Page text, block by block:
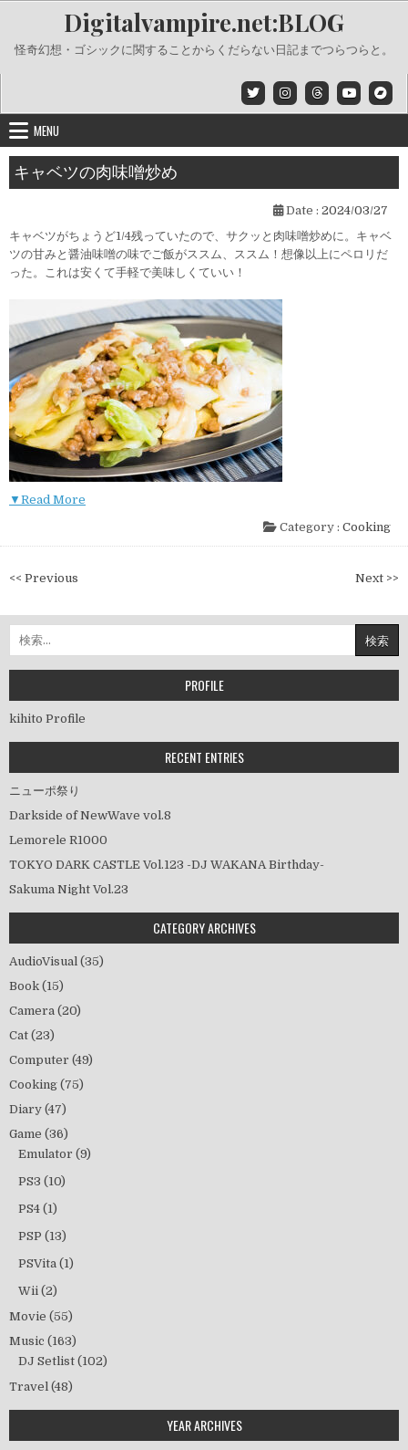
content
Digitalvampire.net:BLOG
怪奇幻想・ゴシックに関することからくだらない日記までつらつらと。
MENU
キャベツの肉味噌炒め
Date : 2024/03/27
キャベツがちょうど1/4残っていたので、サクッと肉味噌炒めに。キャベ
ツの甘みと醤油味噌の味でご飯がススム、ススム！想像以上にペロリだ
った。これは安くて手軽で美味しくていい！
▼Read More
Category : Cooking
投
ナ
ビ
ゲ
シ
ョ
<< Previous Next >>
索:
PROFILE
kihito Profile
RECENT ENTRIES
ニューポ祭り
Darkside of NewWave vol.8
Lemorele R1000
TOKYO DARK CASTLE Vol.123 -DJ WAKANA Birthday-
Sakuma Night Vol.23
CATEGORY ARCHIVES
AudioVisual (35)
Book (15)
Camera (20)
Cat (23)
Computer (49)
Cooking (75)
Diary (47)
Game (36)
Emulator (9)
PS3 (10)
PS4 (1)
PSP (13)
PSVita (1)
Wii (2)
Movie (55)
Music (163)
DJ Setlist (102)
Travel (48)
YEAR ARCHIVES